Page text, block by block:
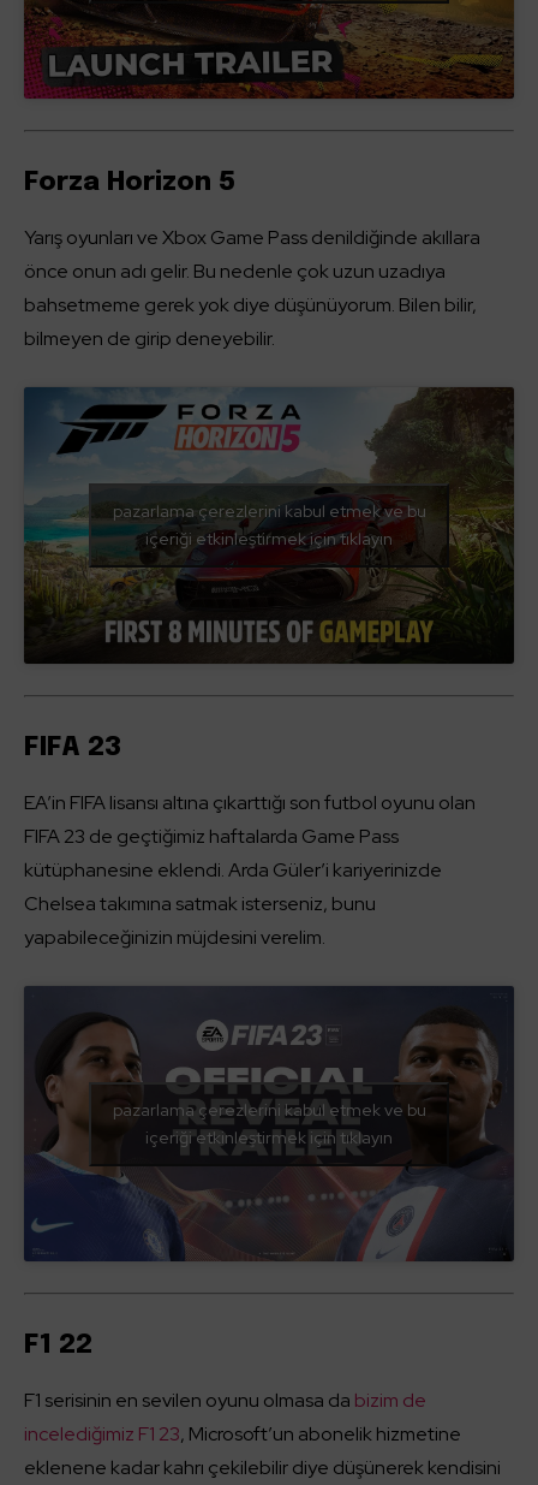
Forza Horizon 5
Yarış oyunları ve Xbox Game Pass denildiğinde akıllara
önce onun adı gelir. Bu nedenle çok uzun uzadıya
bahsetmeme gerek yok diye düşünüyorum. Bilen bilir,
bilmeyen de girip deneyebilir.
pazarlama çerezlerini kabul etmek ve bu
içeriği etkinleştirmek için tıklayın
FIFA 23
EA’in FIFA lisansı altına çıkarttığı son futbol oyunu olan
FIFA 23 de geçtiğimiz haftalarda Game Pass
kütüphanesine eklendi. Arda Güler’i kariyerinizde
Chelsea takımına satmak isterseniz, bunu
yapabileceğinizin müjdesini verelim.
pazarlama çerezlerini kabul etmek ve bu
içeriği etkinleştirmek için tıklayın
F1 22
F1 serisinin en sevilen oyunu olmasa da bizim de
incelediğimiz F1 23, Microsoft’un abonelik hizmetine
eklenene kadar kahrı çekilebilir diye düşünerek kendisini